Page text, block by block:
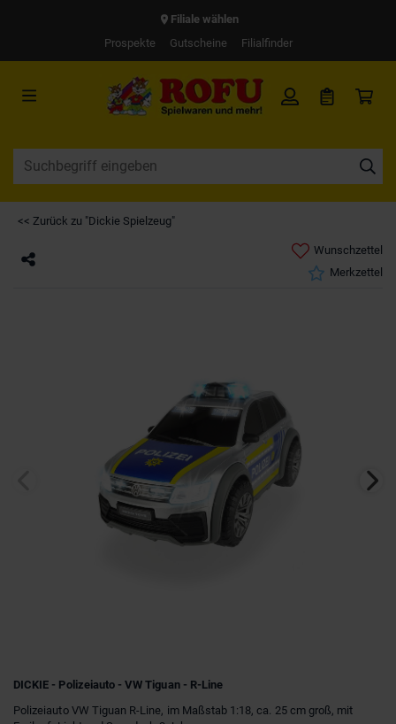
Filiale wählen
Prospekte
Gutscheine Filialfinder
<< Zurück zu "Dickie Spielzeug"
Wunschzettel
Merkzettel
DICKIE - Polizeiauto - VW Tiguan - R-Line
Polizeiauto VW Tiguan R-Line, im Maßstab 1:18, ca. 25 cm groß, mit